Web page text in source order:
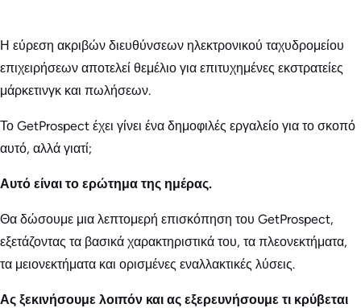
Η εύρεση ακριβών διευθύνσεων ηλεκτρονικού ταχυδρομείου
επιχειρήσεων αποτελεί θεμέλιο για επιτυχημένες εκστρατείες
μάρκετινγκ και πωλήσεων.
Το GetProspect έχει γίνει ένα δημοφιλές εργαλείο για το σκοπό
αυτό, αλλά γιατί;
Αυτό είναι το ερώτημα της ημέρας.
Θα δώσουμε μια λεπτομερή επισκόπηση του GetProspect,
εξετάζοντας τα βασικά χαρακτηριστικά του, τα πλεονεκτήματα,
τα μειονεκτήματα και ορισμένες εναλλακτικές λύσεις.
Ας ξεκινήσουμε λοιπόν και ας εξερευνήσουμε τι κρύβεται